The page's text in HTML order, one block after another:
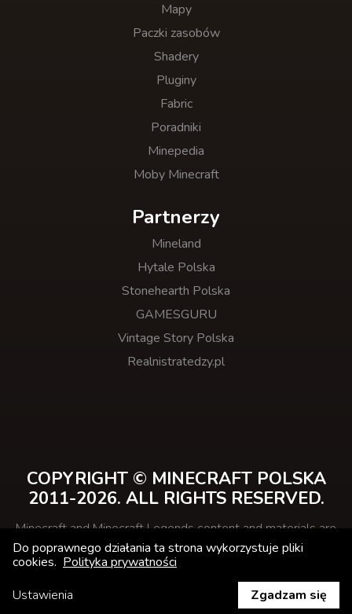
Mapy
Paczki zasobów
Shadery
Pluginy
Fabric
Poradniki
Minepedia
Moby Minecraft
Partnerzy
Mineland
Hytale Polska
Stonehearth Polska
GAMESGURU
Vintage Story Polska
Realnistratedzy.pl
COPYRIGHT © MINECRAFT POLSKA
2011-2026. ALL RIGHTS RESERVED.
Minecraft and Minecraft Legends content and materials are
trademarks and copyrights of Mojang Studios and its
licensors.
This website is not affiliated with Minecraft.net or
Do poprawnego działania ta strona wykorzystuje pliki
cookies. Polityka prywatności
Ustawienia
Zgadzam się